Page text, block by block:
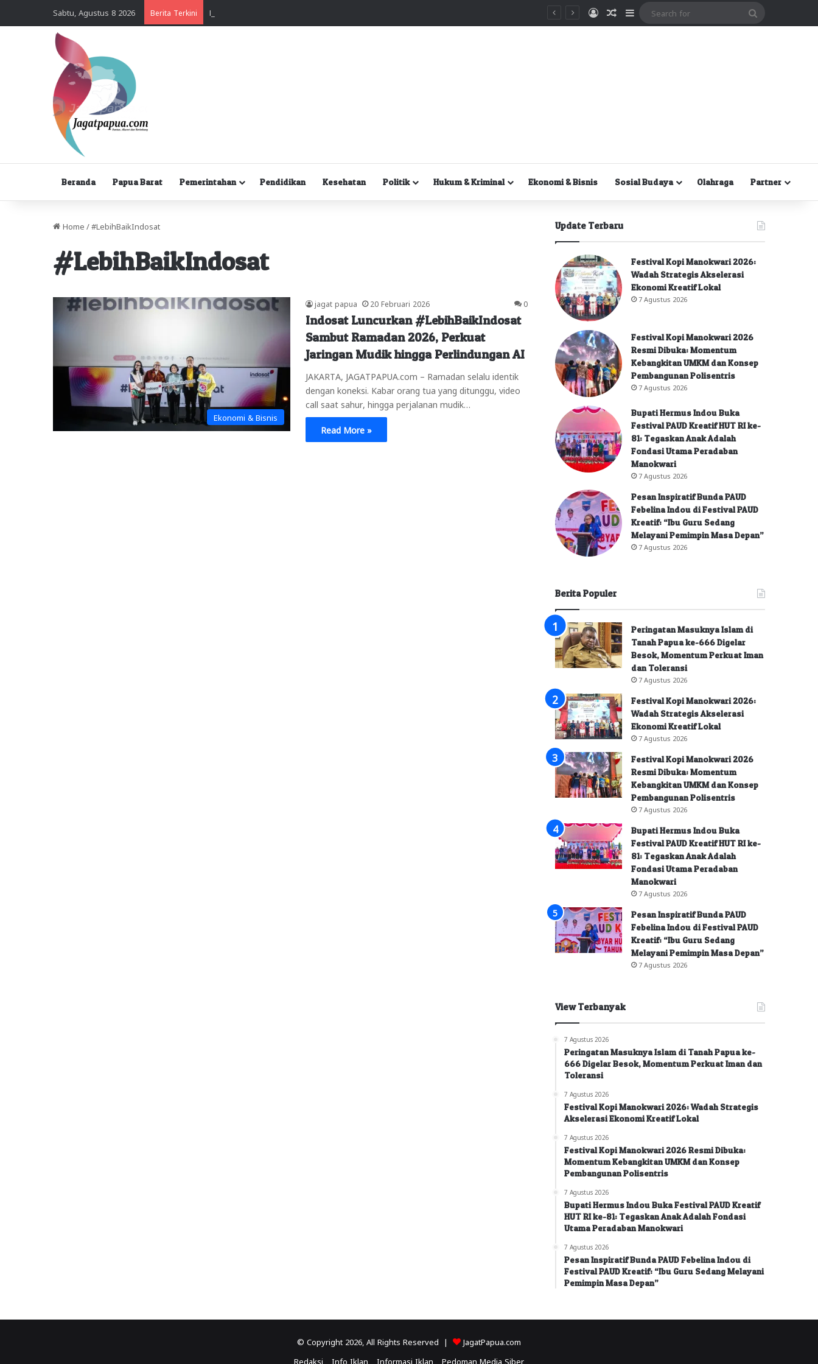
Sabtu, Agustus 8 2026 Berita Terkini MasukRandom Article
Sidebar
Beranda Papua Barat Pemerintahan Pendidikan Kesehatan Politik Hukum & Kriminal Ekonomi & Bisnis Sosial Budaya Olahraga Partner
Home / #LebihBaikIndosat
#LebihBaikIndosat
Ekonomi & Bisnis
jagat papua 20 Februari 2026 0
Indosat Luncurkan #LebihBaikIndosat
Sambut Ramadan 2026, Perkuat
Jaringan Mudik hingga Perlindungan AI
JAKARTA, JAGATPAPUA.com – Ramadan selalu identik
dengan koneksi. Kabar orang tua yang ditunggu, video
call saat sahur, hingga perjalanan mudik…
Read More »
Update Terbaru
Festival Kopi Manokwari 2026:
Wadah Strategis Akselerasi
Ekonomi Kreatif Lokal
7 Agustus 2026
Festival Kopi Manokwari 2026
Resmi Dibuka: Momentum
Kebangkitan UMKM dan Konsep
Pembangunan Polisentris
7 Agustus 2026
Bupati Hermus Indou Buka
Festival PAUD Kreatif HUT RI ke-
81: Tegaskan Anak Adalah
Fondasi Utama Peradaban
Manokwari
7 Agustus 2026
Pesan Inspiratif Bunda PAUD
Febelina Indou di Festival PAUD
Kreatif: “Ibu Guru Sedang
Melayani Pemimpin Masa Depan”
7 Agustus 2026
Berita Populer
Peringatan Masuknya Islam di
Tanah Papua ke-666 Digelar
Besok, Momentum Perkuat Iman
dan Toleransi
7 Agustus 2026
Festival Kopi Manokwari 2026:
Wadah Strategis Akselerasi
Ekonomi Kreatif Lokal
7 Agustus 2026
Festival Kopi Manokwari 2026
Resmi Dibuka: Momentum
Kebangkitan UMKM dan Konsep
Pembangunan Polisentris
7 Agustus 2026
Bupati Hermus Indou Buka
Festival PAUD Kreatif HUT RI ke-
81: Tegaskan Anak Adalah
Fondasi Utama Peradaban
Manokwari
7 Agustus 2026
Pesan Inspiratif Bunda PAUD
Febelina Indou di Festival PAUD
Kreatif: “Ibu Guru Sedang
Melayani Pemimpin Masa Depan”
7 Agustus 2026
View Terbanyak
7 Agustus 2026
Peringatan Masuknya Islam di Tanah Papua ke-
666 Digelar Besok, Momentum Perkuat Iman dan
Toleransi
7 Agustus 2026
Festival Kopi Manokwari 2026: Wadah Strategis
Akselerasi Ekonomi Kreatif Lokal
7 Agustus 2026
Festival Kopi Manokwari 2026 Resmi Dibuka:
Momentum Kebangkitan UMKM dan Konsep
Pembangunan Polisentris
7 Agustus 2026
Bupati Hermus Indou Buka Festival PAUD Kreatif
HUT RI ke-81: Tegaskan Anak Adalah Fondasi
Utama Peradaban Manokwari
7 Agustus 2026
Pesan Inspiratif Bunda PAUD Febelina Indou di
Festival PAUD Kreatif: “Ibu Guru Sedang Melayani
Pemimpin Masa Depan”
© Copyright 2026, All Rights Reserved | JagatPapua.com
Redaksi Info Iklan Informasi Iklan Pedoman Media Siber